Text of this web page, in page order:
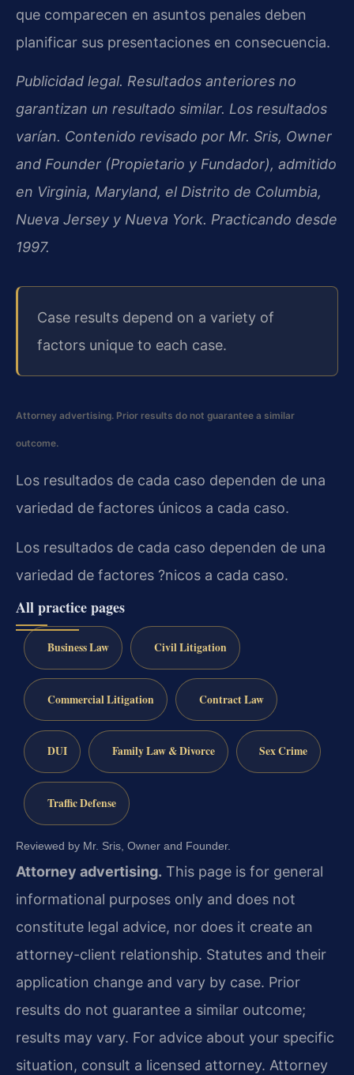
que comparecen en asuntos penales deben
planificar sus presentaciones en consecuencia.
Publicidad legal. Resultados anteriores no
garantizan un resultado similar. Los resultados
varían. Contenido revisado por Mr. Sris, Owner
and Founder (Propietario y Fundador), admitido
en Virginia, Maryland, el Distrito de Columbia,
Nueva Jersey y Nueva York. Practicando desde
1997.
Case results depend on a variety of
factors unique to each case.
Attorney advertising. Prior results do not guarantee a similar
outcome.
Los resultados de cada caso dependen de una
variedad de factores únicos a cada caso.
Los resultados de cada caso dependen de una
variedad de factores ?nicos a cada caso.
All practice pages
Business Law Civil Litigation
Commercial Litigation Contract Law
DUI Family Law & Divorce Sex Crime
Traffic Defense
Reviewed by Mr. Sris, Owner and Founder.
Attorney advertising. This page is for general
informational purposes only and does not
constitute legal advice, nor does it create an
attorney-client relationship. Statutes and their
application change and vary by case. Prior
results do not guarantee a similar outcome;
results may vary. For advice about your specific
situation, consult a licensed attorney. Attorney